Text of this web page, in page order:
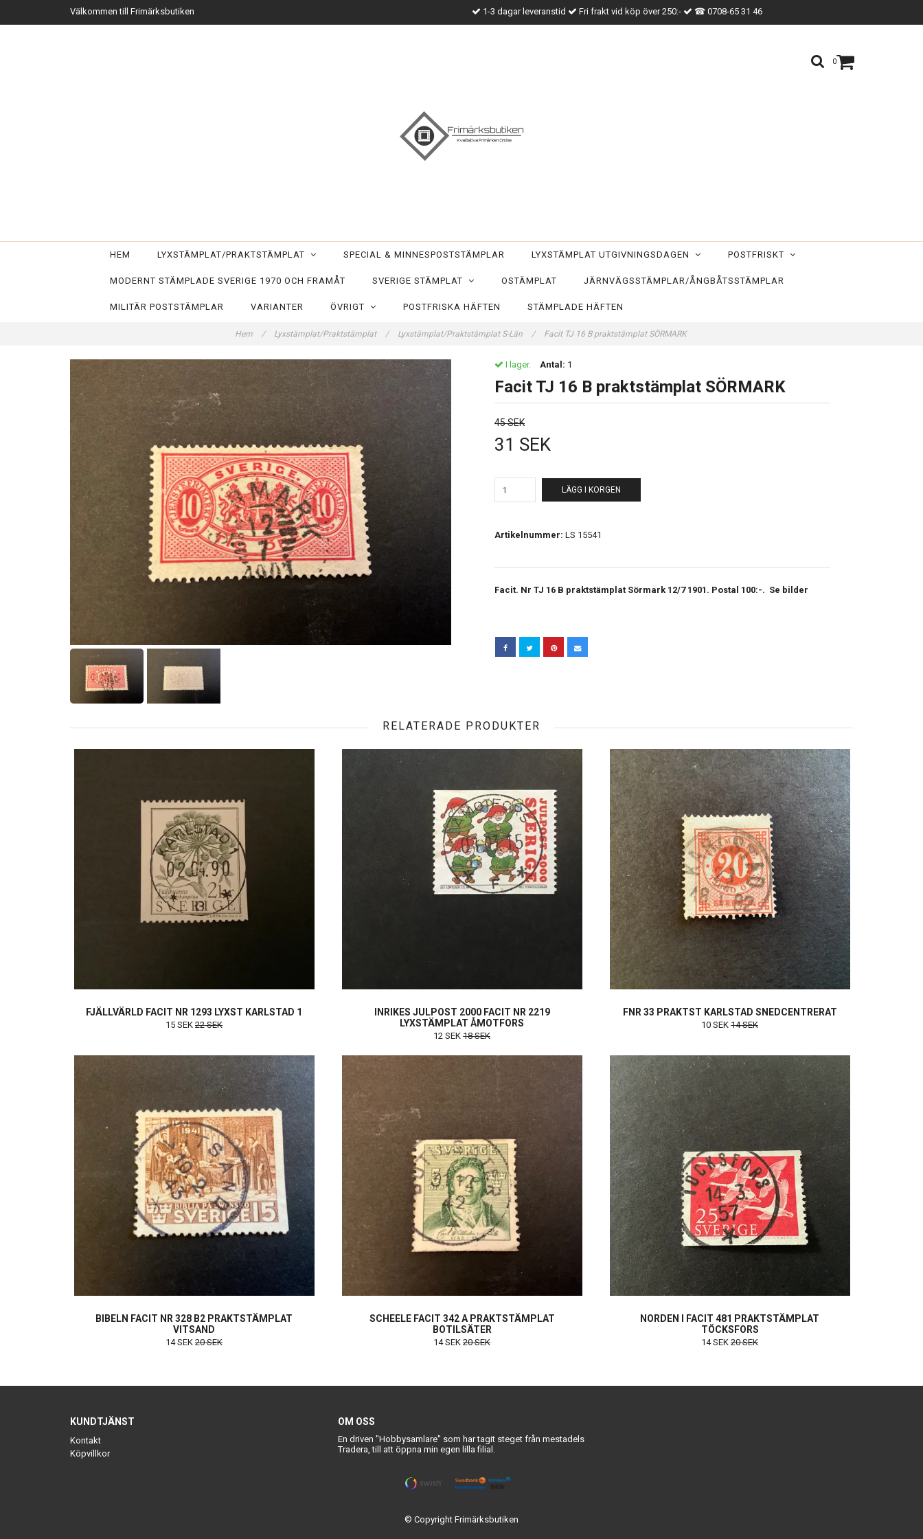
Välkommen till Frimärksbutiken 1-3 dagar leveranstid Fri frakt vid köp över 250:- ☎ 0708-65 31 46
0
HEM LYXSTÄMPLAT/PRAKTSTÄMPLAT SPECIAL & MINNESPOSTSTÄMPLAR LYXSTÄMPLAT UTGIVNINGSDAGEN POSTFRISKT
MODERNT STÄMPLADE SVERIGE 1970 OCH FRAMÅT SVERIGE STÄMPLAT OSTÄMPLAT JÄRNVÄGSSTÄMPLAR/ÅNGBÅTSSTÄMPLAR
MILITÄR POSTSTÄMPLAR VARIANTER ÖVRIGT POSTFRISKA HÄFTEN STÄMPLADE HÄFTEN
Hem / Lyxstämplat/Praktstämplat / Lyxstämplat/Praktstämplat S-Län / Facit TJ 16 B praktstämplat SÖRMARK
I lager. Antal: 1
Facit TJ 16 B praktstämplat SÖRMARK
45 SEK
31 SEK
LÄGG I KORGEN
Artikelnummer: LS 15541
Facit. Nr TJ 16 B praktstämplat Sörmark 12/7 1901. Postal 100:-. Se bilder
RELATERADE PRODUKTER
FJÄLLVÄRLD FACIT NR 1293 LYXST KARLSTAD 1
15 SEK 22 SEK
INRIKES JULPOST 2000 FACIT NR 2219
LYXSTÄMPLAT ÅMOTFORS
12 SEK 18 SEK
FNR 33 PRAKTST KARLSTAD SNEDCENTRERAT
10 SEK 14 SEK
BIBELN FACIT NR 328 B2 PRAKTSTÄMPLAT
VITSAND
14 SEK 20 SEK
SCHEELE FACIT 342 A PRAKTSTÄMPLAT
BOTILSÄTER
14 SEK 20 SEK
NORDEN I FACIT 481 PRAKTSTÄMPLAT
TÖCKSFORS
14 SEK 20 SEK
KUNDTJÄNST
Kontakt
Köpvillkor
OM OSS
En driven "Hobbysamlare" som har tagit steget från mestadels
Tradera, till att öppna min egen lilla filial.
© Copyright Frimärksbutiken